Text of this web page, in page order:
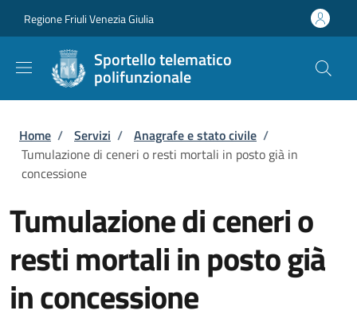
Regione Friuli Venezia Giulia
Sportello telematico
polifunzionale
Briciole di pane
Home / Servizi / Anagrafe e stato civile /
Tumulazione di ceneri o resti mortali in posto già in
concessione
Tumulazione di ceneri o
resti mortali in posto già
in concessione